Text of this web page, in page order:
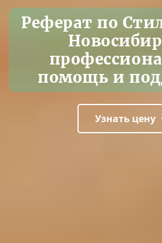
Реферат по
помощь и
Узнать цену